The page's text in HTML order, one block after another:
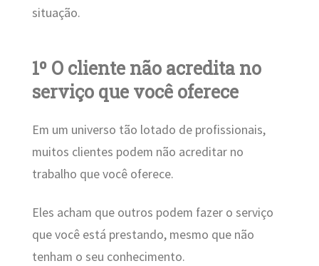
situação.
1º O cliente não acredita no
serviço que você oferece
Em um universo tão lotado de profissionais,
muitos clientes podem não acreditar no
trabalho que você oferece.
Eles acham que outros podem fazer o serviço
que você está prestando, mesmo que não
tenham o seu conhecimento.